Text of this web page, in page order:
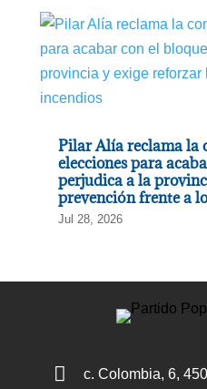
Pilar Alía reclama la
elecciones para
perjudica a la
prevención frente a
Jul 28, 2026
 c. Colombia, 6,